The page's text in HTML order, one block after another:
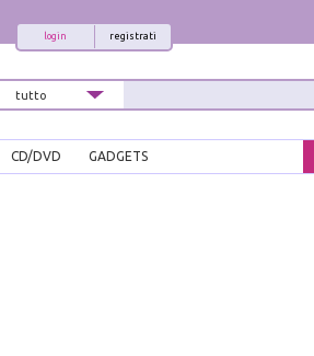
registrati
login
CD/DVD GADGETS